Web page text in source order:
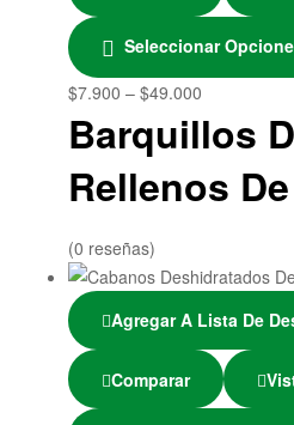
Seleccionar
$7.900 – $49.000
Barquillos
Rellenos
(0 reseñas)
Agregar A Lista De
Comparar